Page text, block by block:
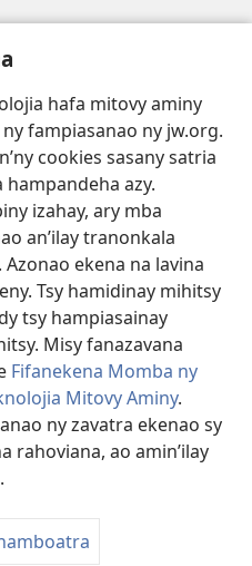
hafa mitovy aminy
fampiasanao ny jw.org.
cookies sasany satria
hampandeha azy.
izahay, ary mba
an’ilay tranonkala
ekena na lavina
Tsy hamidinay mihitsy
tsy hampiasainay
Misy fanazavana
Fifanekena Momba ny
Mitovy Aminy.
ny zavatra ekenao sy
rahoviana, ao amin’ilay
.
Jehovah
and Tract Society of Pennsylvania.
NY TSIAMBARATELO